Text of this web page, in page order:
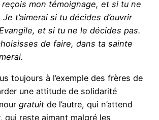
reçois mon témoignage, et si tu ne
t’aimerai si tu décides d’ouvrir
et si tu ne le décides pas.
de faire, dans ta sainte
toujours à l’exemple des frères de
une attitude de solidarité
gratuit de l’autre, qui n’attend
qui reste aimant malgré les